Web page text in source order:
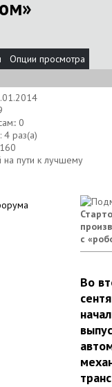
Опции просмотра
0
4 раз(а)
160
с
Во